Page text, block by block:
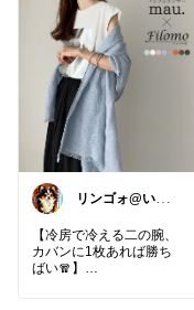
リンゴォ@いい
ございます
【冷房で冷える二の腕、
カバンに1枚あれば勝ち
ばい🧣】